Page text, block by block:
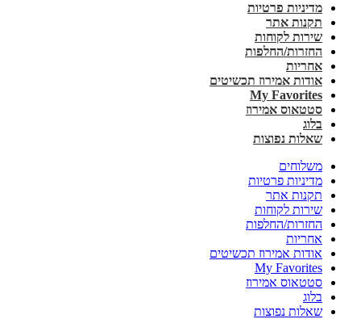
מדיניות פרטיות
תקנות אתר
שירות לקוחות
החזרות/החלפות
אחריות
אודות אמירוז תכשיטים
My Favorites
סטטאוס אמירוז
בלוג
שאלות נפוצות
משלוחים
מדיניות פרטיות
תקנות אתר
שירות לקוחות
החזרות/החלפות
אחריות
אודות אמירוז תכשיטים
My Favorites
סטטאוס אמירוז
בלוג
שאלות נפוצות